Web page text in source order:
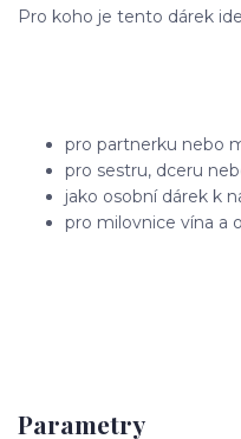
Pro koho je tento dárek
pro partnerku nebo
pro sestru, dceru
jako osobní dárek k
pro milovnice vína a
Parametry